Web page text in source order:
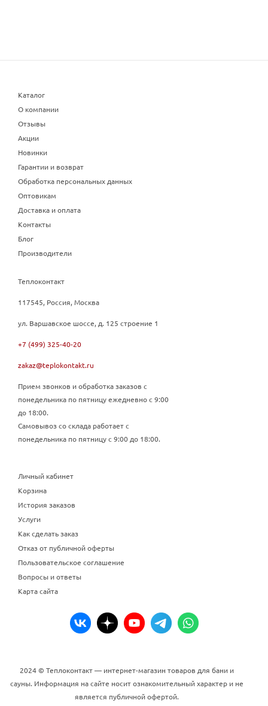
Каталог
О компании
Отзывы
Акции
Новинки
Гарантии и возврат
Обработка персональных данных
Оптовикам
Доставка и оплата
Контакты
Блог
Производители
Теплоконтакт
117545, Россия, Москва
ул. Варшавское шоссе, д. 125 строение 1
+7 (499) 325-40-20
zakaz@teplokontakt.ru
Прием звонков и обработка заказов с
понедельника по пятницу ежедневно с 9:00
до 18:00.
Самовывоз со склада работает с
понедельника по пятницу с 9:00 до 18:00.
Личный кабинет
Корзина
История заказов
Услуги
Как сделать заказ
Отказ от публичной оферты
Пользовательское соглашение
Вопросы и ответы
Карта сайта
2024 © Теплоконтакт — интернет-магазин товаров для бани и
сауны. Информация на сайте носит ознакомительный характер и не
является публичной офертой.